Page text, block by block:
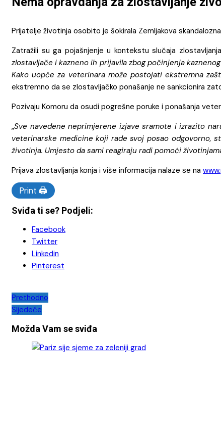
Prijatelje životinja osobito je šokirala Zemljakova
Zatražili su ga pojašnjenje u kontekstu slučaja
zlostavljače i kazneno ih prijavila zbog počinjenja
Kako uopće za veterinara može postojati ekstremna
ekstremno da se zlostavljačko ponašanje ne sankcionira
Pozivaju Komoru da osudi pogrešne poruke i ponašanja
„Sve navedene neprimjerene izjave sramote i izrazito
veterinarske medicine koji rade svoj posao odgovorno,
životinja. Umjesto da sami reagiraju radi pomoći
Prijava zlostavljanja konja i više informacija nalaze se na
Print 🖨
Sviđa ti se? Podjeli:
Facebook
Twitter
Linkedin
Pinterest
Navigacija
objava
Prethodno
Sljedeće
Možda Vam se sviđa